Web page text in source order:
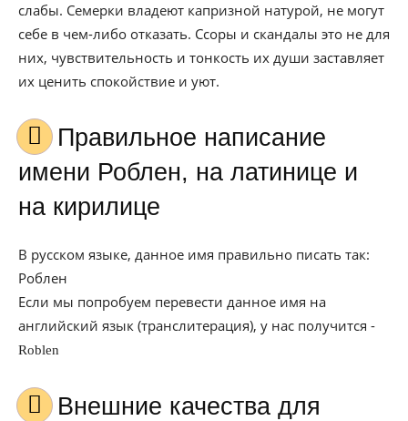
слабы. Семерки владеют капризной натурой, не могут
себе в чем-либо отказать. Ссоры и скандалы это не для
них, чувствительность и тонкость их души заставляет
их ценить спокойствие и уют.
Правильное написание
имени Роблен, на латинице и
на кирилице
В русском языке, данное имя правильно писать так:
Роблен
Если мы попробуем перевести данное имя на
английский язык (транслитерация), у нас получится -
Roblen
Внешние качества для